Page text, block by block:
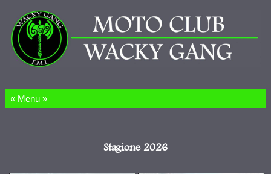
Salta al contenuto
Stagione 2026